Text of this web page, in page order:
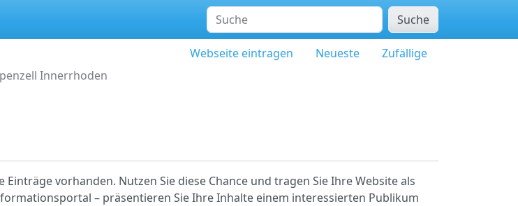
Suche
Webseite eintragen Neueste
Zufällige
Innerrhoden
vorhanden. Nutzen Sie diese Chance und tragen Sie Ihre Website als
– präsentieren Sie Ihre Inhalte einem interessierten Publikum